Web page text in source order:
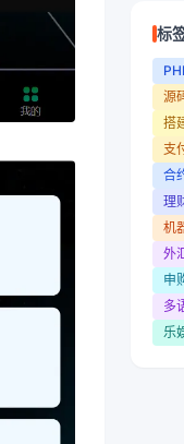
标
源
搭
支
合
理
机
外
申
多
乐